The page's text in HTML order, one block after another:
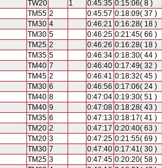
TW20 1 0:45:35 0:15:06( 8 )
TM55 2 0:45:57 0:18:09( 37 )
TM30 4 0:46:21 0:16:28( 18 )
TM30 5 0:46:25 0:21:45( 66 )
TM25 2 0:46:26 0:16:28( 18 )
TM35 5 0:46:34 0:18:30( 44 )
TM40 7 0:46:40 0:17:49( 32 )
TM45 2 0:46:41 0:18:32( 45 )
TM30 6 0:46:56 0:17:06( 24 )
TM40 8 0:47:04 0:19:30( 51 )
TM40 9 0:47:08 0:18:28( 43 )
TM35 6 0:47:13 0:18:17( 41 )
TM20 2 0:47:17 0:20:40( 63 )
TM20 3 0:47:25 0:21:55( 69 )
TM30 7 0:47:40 0:17:41( 30 )
TM25 3 0:47:45 0:20:20( 58 )